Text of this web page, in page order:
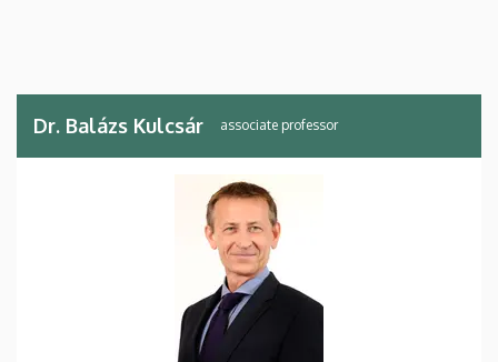
Dr. Balázs Kulcsár associate professor